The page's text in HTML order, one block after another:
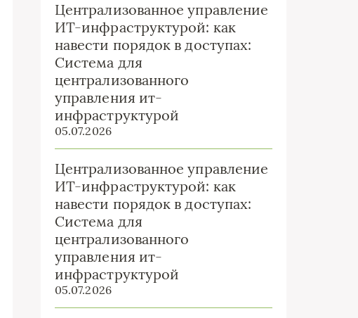
Централизованное управление
ИТ-инфраструктурой: как
навести порядок в доступах:
Система для
централизованного
управления ит-
инфраструктурой
05.07.2026
Централизованное управление
ИТ-инфраструктурой: как
навести порядок в доступах:
Система для
централизованного
управления ит-
инфраструктурой
05.07.2026